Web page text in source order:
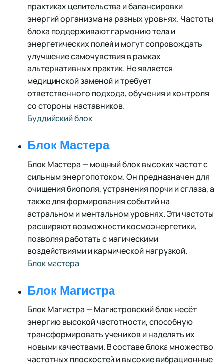
практиках целительства и балансировки
энергий организма на разных уровнях. Частоты
блока поддерживают гармонию тела и
энергетических полей и могут сопровождать
улучшение самочувствия в рамках
альтернативных практик. Не является
медицинской заменой и требует
ответственного подхода, обучения и контроля
со стороны наставников.
Буддийский блок
Блок Мастера
Блок Мастера — мощный блок высоких частот с
сильным энергопотоком. Он предназначен для
очищения биополя, устранения порчи и сглаза, а
также для формирования событий на
астральном и ментальном уровнях. Эти частоты
расширяют возможности космоэнергетики,
позволяя работать с магическими
воздействиями и кармической нагрузкой.
Блок мастера
Блок Магистра
Блок Магистра — Магистровский блок несёт
энергию высокой частотности, способную
трансформировать учеников и наделять их
новыми качествами. В составе блока множество
частотных плоскостей и высокие вибрационные